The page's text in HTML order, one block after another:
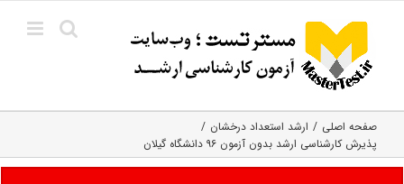
content
صفحه اصلی
ارشد استعداد درخشان
پذیرش کارشناسی ارشد بدون آزمون ۹۶ دانشگاه گیلان